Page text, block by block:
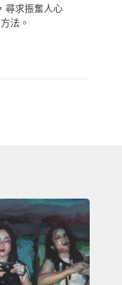
尋求振奮人心
法。